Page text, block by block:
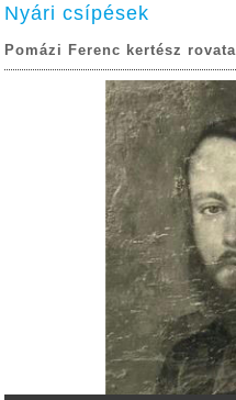
Nyári csípések
Pomázi Ferenc kertész rovata